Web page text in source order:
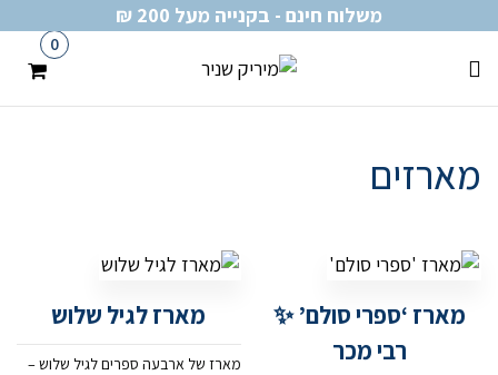
משלוח חינם - בקנייה מעל 200 ₪
0
מארזים
מארז ‘ספרי סולם’ ✨
רבי מכר
מארז לגיל שלוש
מארז של ארבעה ספרים לגיל שלוש –